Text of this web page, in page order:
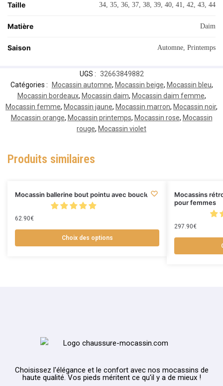
Taille 34, 35, 36, 37, 38, 39, 40, 41, 42, 43, 44
Matière Daim
Saison Automne, Printemps
UGS : 32663849882
Catégories :
Mocassin automne, Mocassin beige, Mocassin bleu,
Mocassin bordeaux, Mocassin daim, Mocassin daim femme,
Mocassin femme, Mocassin jaune, Mocassin marron, Mocassin noir,
Mocassin orange, Mocassin printemps, Mocassin rose, Mocassin
rouge, Mocassin violet
Produits similaires
Mocassin ballerine bout pointu avec boucles
62.90€
Choix des options
Mocassins
pour femmes
297.90€
Choisissez l'élégance et le confort avec nos mocassins de
haute qualité. Vos pieds méritent ce qu'il y a de mieux !